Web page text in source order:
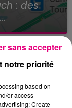
: des
notre priorité
based on
or access
Create
sans accepter